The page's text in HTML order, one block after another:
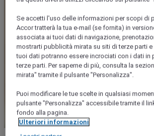
Se accetti l'uso delle informazioni per scopi di
Accor tratterà la tua e-mail (se fornita) in
associata ai tuoi dati di navigazione,
mostrarti pubblicità mirata su siti di terze parti
tuoi dati potranno essere incrociati con i dati in
terze parti. Per saperne di più, consulta la
mirata" tramite il pulsante "Personalizza".
Puoi modificare le tue scelte in qualsiasi
pulsante "Personalizza" accessibile tramite il
fondo alla pagina.
Ulteriori informazioni